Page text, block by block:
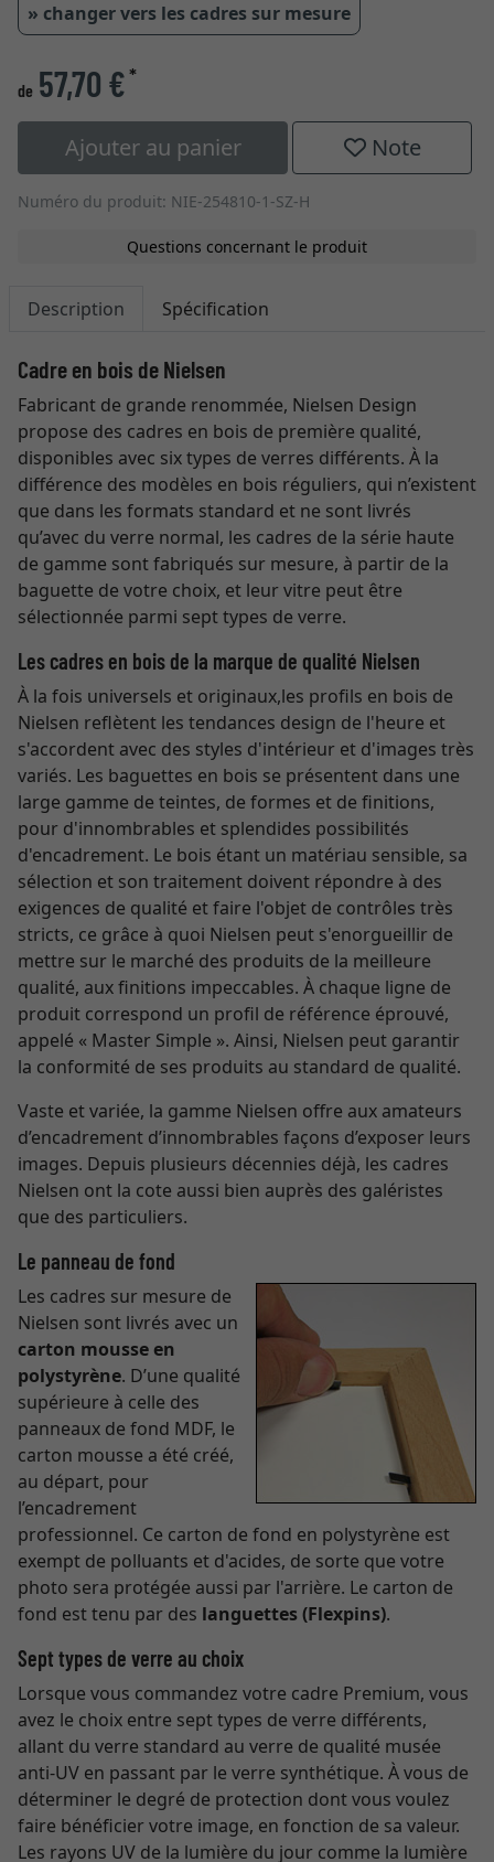
» changer vers les cadres sur mesure
de 57,70 €*
Ajouter au panier Note
Numéro du produit: NIE-254810-1-SZ-H
Questions concernant le produit
Description Spécification
Cadre en bois de Nielsen
Fabricant de grande renommée, Nielsen Design
propose des cadres en bois de première qualité,
disponibles avec six types de verres différents. À la
différence des modèles en bois réguliers, qui n’existent
que dans les formats standard et ne sont livrés
qu’avec du verre normal, les cadres de la série haute
de gamme sont fabriqués sur mesure, à partir de la
baguette de votre choix, et leur vitre peut être
sélectionnée parmi sept types de verre.
Les cadres en bois de la marque de qualité Nielsen
À la fois universels et originaux,les profils en bois de
Nielsen reflètent les tendances design de l'heure et
s'accordent avec des styles d'intérieur et d'images très
variés. Les baguettes en bois se présentent dans une
large gamme de teintes, de formes et de finitions,
pour d'innombrables et splendides possibilités
d'encadrement. Le bois étant un matériau sensible, sa
sélection et son traitement doivent répondre à des
exigences de qualité et faire l'objet de contrôles très
stricts, ce grâce à quoi Nielsen peut s'enorgueillir de
mettre sur le marché des produits de la meilleure
qualité, aux finitions impeccables. À chaque ligne de
produit correspond un profil de référence éprouvé,
appelé « Master Simple ». Ainsi, Nielsen peut garantir
la conformité de ses produits au standard de qualité.
Vaste et variée, la gamme Nielsen offre aux amateurs
d’encadrement d’innombrables façons d’exposer leurs
images. Depuis plusieurs décennies déjà, les cadres
Nielsen ont la cote aussi bien auprès des galéristes
que des particuliers.
Le panneau de fond
Les cadres sur mesure de
Nielsen sont livrés avec un
carton mousse en
polystyrène. D’une qualité
supérieure à celle des
panneaux de fond MDF, le
carton mousse a été créé,
au départ, pour
l’encadrement
professionnel. Ce carton de fond en polystyrène est
exempt de polluants et d'acides, de sorte que votre
photo sera protégée aussi par l'arrière. Le carton de
fond est tenu par des languettes (Flexpins).
Sept types de verre au choix
Lorsque vous commandez votre cadre Premium, vous
avez le choix entre sept types de verre différents,
allant du verre standard au verre de qualité musée
anti-UV en passant par le verre synthétique. À vous de
déterminer le degré de protection dont vous voulez
faire bénéficier votre image, en fonction de sa valeur.
Les rayons UV de la lumière du jour comme la lumière